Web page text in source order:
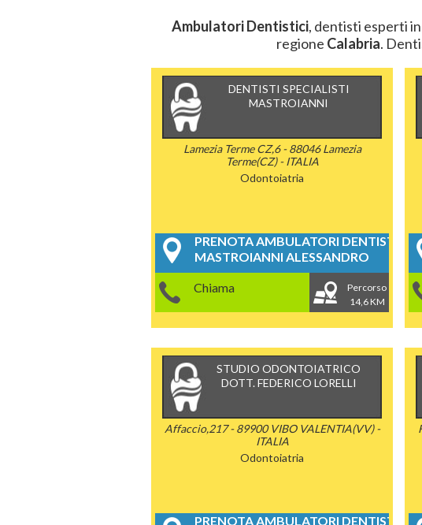
Ambulatori Dentistici, dentisti esperti in
regione Calabria.
DENTISTI SPECIALISTI
MASTROIANNI
Lamezia Terme CZ,6 - 88046 Lamezia
Terme(CZ) - ITALIA
Odontoiatria
PRENOTA AMBULATORI DENTISTICI
MASTROIANNI ALESSANDRO
Chiama
Percorso
14,6 KM
STUDIO ODONTOIATRICO
DOTT. FEDERICO LORELLI
Affaccio,217 - 89900 VIBO VALENTIA(VV) -
ITALIA
Odontoiatria
PRENOTA AMBULATORI DENTISTICI